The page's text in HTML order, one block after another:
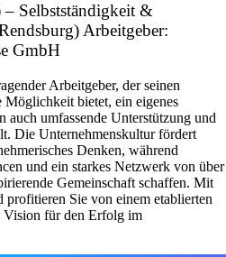
– Selbstständigkeit &
Arbeitgeber:
GmbH
Arbeitgeber, der seinen
Möglichkeit bietet, ein eigenes
auch umfassende Unterstützung und
Die Unternehmenskultur fördert
Denken, während
und ein starkes Netzwerk von über
Gemeinschaft schaffen. Mit
profitieren Sie von einem etablierten
Vision für den Erfolg im